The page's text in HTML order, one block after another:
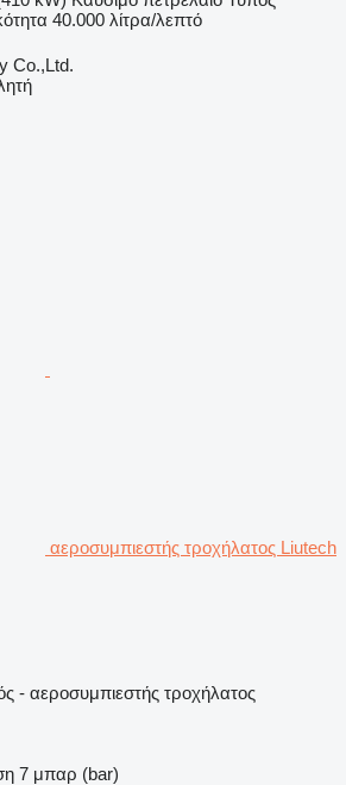
40.000 λίτρα/λεπτό
Co.,Ltd.
αεροσυμπιεστής τροχήλατος Liutech
- αεροσυμπιεστής τροχήλατος
7 μπαρ (bar)